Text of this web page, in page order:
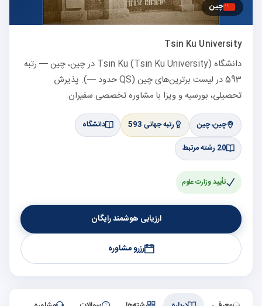
Tsin Ku University
دانشگاه Tsin Ku (Tsin Ku University) در چین، چین — رتبه
593 در لیست برترین‌های چین (QS حدود —). پذیرش
تحصیلی، بورسیه و ویزا با مشاوره تخصصی سفیران.
چین، چین رتبه جهانی 593
دانشگاه
20 رشته مرتبط
تأیید وزارت علوم
ارزیابی هوشمند رایگان
رزرو مشاوره
چین